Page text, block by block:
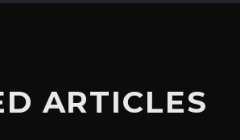
ARTICLES